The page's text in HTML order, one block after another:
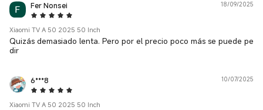
Fer Nonsei
5 Star
18/09/2025
Xiaomi TV A 50 2025 50 Inch
Quizás demasiado lenta. Pero por el precio poco más se puede pe
dir
6***8
5 Star
10/07/2025
Xiaomi TV A 50 2025 50 Inch